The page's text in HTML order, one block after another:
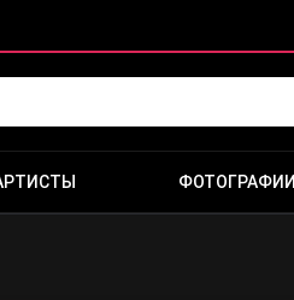
ФОТОГРАФИИ